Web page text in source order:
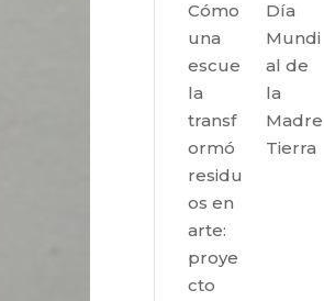
Cómo
una
escue
la
transf
ormó
residu
os en
arte:
proye
cto
Día
Mundi
al de
la
Madre
Tierra